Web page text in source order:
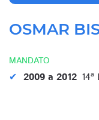
OSMAR
MANDATO
2009 a 2012